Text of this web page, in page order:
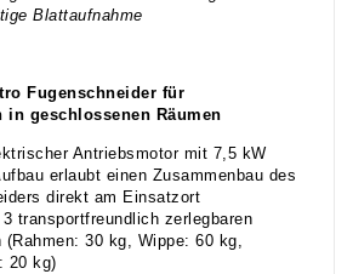
Blattaufnahme
Fugenschneider für
in geschlossenen Räumen
Antriebsmotor mit 7,5 kW
erlaubt einen Zusammenbau des
direkt am Einsatzort
transportfreundlich zerlegbaren
(Rahmen: 30 kg, Wippe: 60 kg,
20 kg)